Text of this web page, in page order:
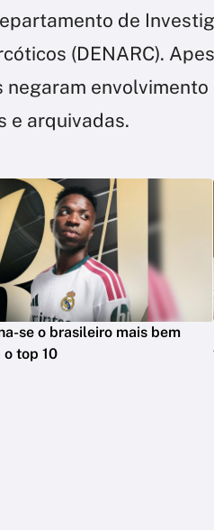
de
(DENARC).
envolvimento
e arquivadas.
se o brasileiro mais bem
o top 10